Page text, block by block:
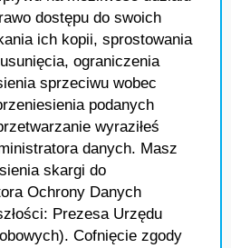
dostępu do swoich
ich kopii, sprostowania
ograniczenia
sprzeciwu wobec
podanych
wyraziłeś
danych. Masz
skargi do
Ochrony Danych
Prezesa Urzędu
Cofnięcie zgody